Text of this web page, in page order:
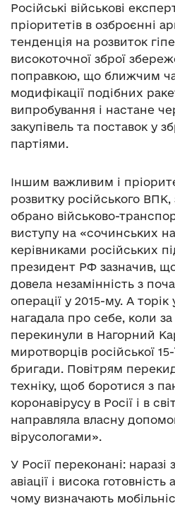
Російські військові
пріоритетів в озброєнні
тенденція на розвиток
високоточної зброї
поправкою, що ближчим
модифікації подібних
випробування і настане
закупівель та поставок у
партіями.
Іншим важливим і
розвитку російського
обрано військово-
виступу на «сочинських
керівниками російських
президент РФ зазначив,
довела незамінність з
операції у 2015-му. А
нагадала про себе, коли за
перекинули в Нагорний
миротворців російської
бригади. Повітрям
техніку, щоб боротися з
коронавірусу в Росії і в
направляла власну
вірусологами».
У Росії переконані:
авіації і висока готовність
чому визначають